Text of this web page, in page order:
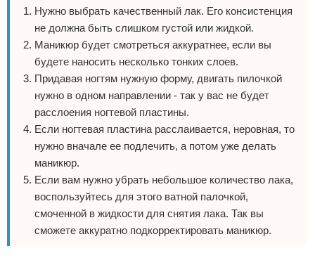
Нужно выбрать качественный лак. Его консистенция
не должна быть слишком густой или жидкой.
Маникюр будет смотреться аккуратнее, если вы
будете наносить несколько тонких слоев.
Придавая ногтям нужную форму, двигать пилочкой
нужно в одном направлении - так у вас не будет
расслоения ногтевой пластины.
Если ногтевая пластина расслаивается, неровная, то
нужно вначале ее подлечить, а потом уже делать
маникюр.
Если вам нужно убрать небольшое количество лака,
воспользуйтесь для этого ватной палочкой,
смоченной в жидкости для снятия лака. Так вы
сможете аккуратно подкорректировать маникюр.